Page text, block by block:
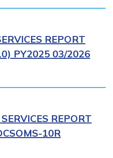
REPORT
PY2025 03/2026
REPORT
10R